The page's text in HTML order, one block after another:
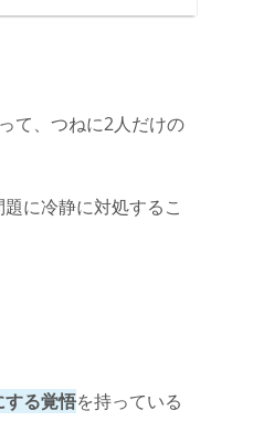
て、つねに2人だけの
に冷静に対処するこ
する覚悟を持っている